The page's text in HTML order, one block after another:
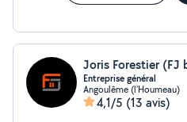
Joris Forestier (FJ
Entreprise général
Angoulême (l'Houmeau)
4,1/5 (13 avis)